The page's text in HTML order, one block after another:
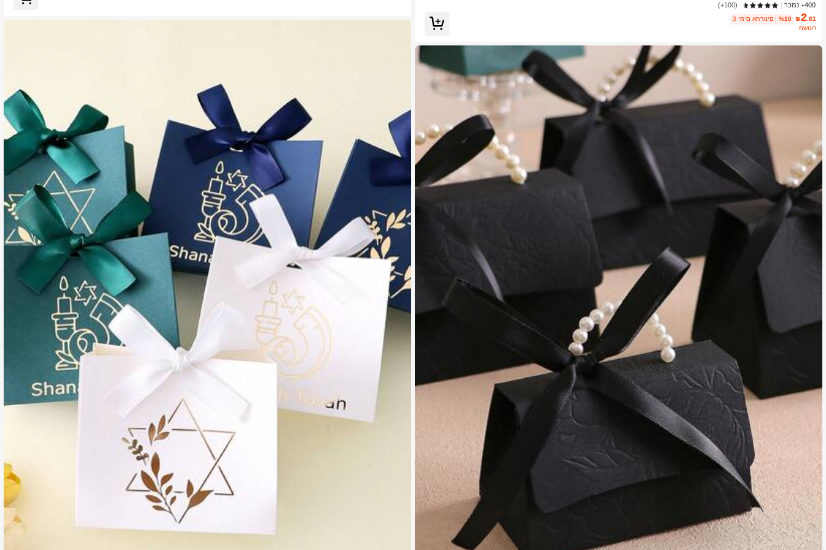
400+ נמכר
(100+)
₪2 .61
%10
3 ימים אחרונים
משוער